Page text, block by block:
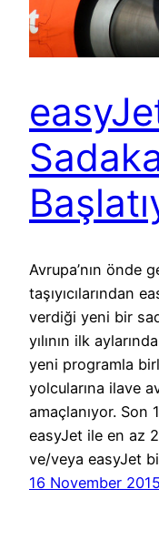
Avrupa’nın önde
taşıyıcılarından
verdiği yeni bir
yılının ilk
yeni programla
yolcularına ilave
amaçlanıyor. Son
easyJet ile en az
ve/veya easyJet
16 November 2015